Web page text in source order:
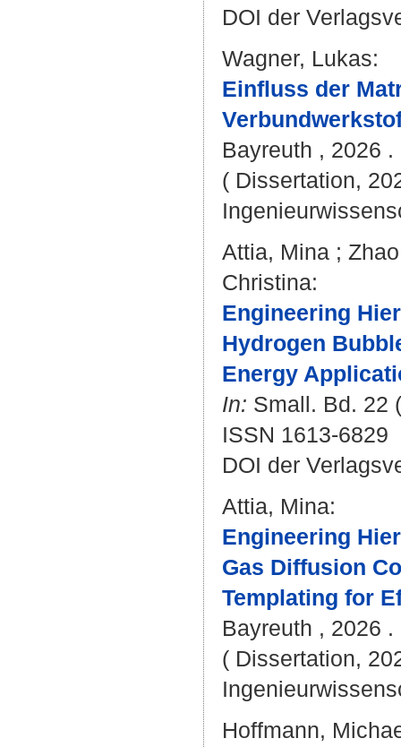
DOI der
Wagner, Lukas:
Einfluss der
Bayreuth , 2026
( Dissertation,
Attia, Mina ;
Christina:
Engineering
Hydrogen
Energy
In: Small. Bd. 22
ISSN 1613-6829
DOI der
Attia, Mina:
Engineering
Gas Diffusion
Templating for
Bayreuth , 2026
( Dissertation,
Hoffmann,